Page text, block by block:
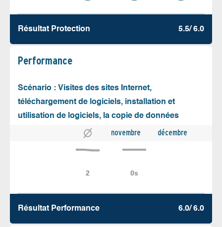
Résultat Protection 5.5/ 6.0
Performance
Scénario : Visites des sites Internet,
téléchargement de logiciels, installation et
utilisation de logiciels, la copie de données
novembre décembre
Résultat Performance 6.0/ 6.0